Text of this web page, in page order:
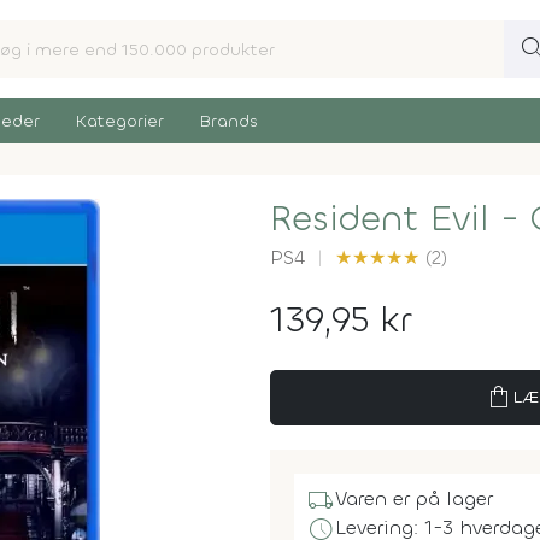
Kategorier Brands
Resident Evil -
PS4 ★★★★★ (2)
139,95 kr
shopping_bag
local_shippingVaren er på lager
scheduleLevering: 1-3